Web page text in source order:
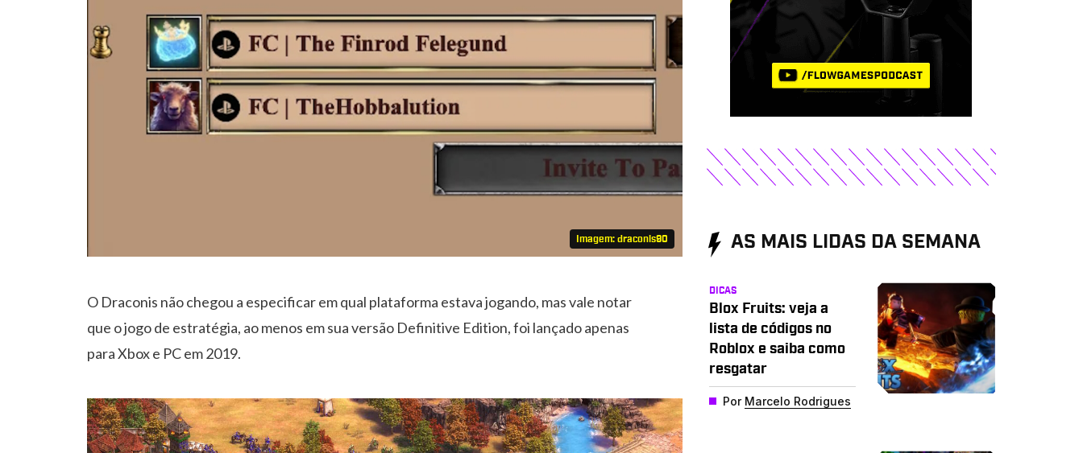
Imagem: draconis90
O Draconis não chegou a especificar em qual plataforma estava jogando, mas vale notar
que o jogo de estratégia, ao menos em sua versão Definitive Edition, foi lançado apenas
para Xbox e PC em 2019.
AS MAIS LIDAS DA SEMANA
DICAS
Blox Fruits: veja a
lista de códigos no
Roblox e saiba como
resgatar
Por Marcelo Rodrigues